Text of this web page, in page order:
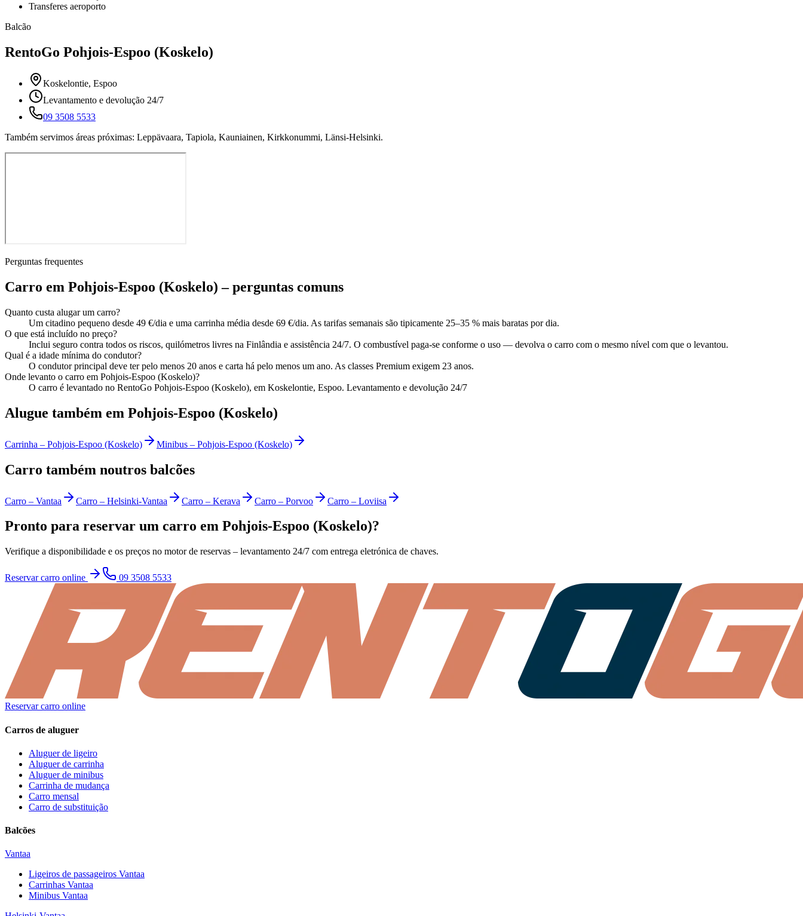
Transferes aeroporto
Balcão
RentoGo Pohjois-Espoo (Koskelo)
Koskelontie, Espoo
Levantamento e devolução 24/7
09 3508 5533
Também servimos áreas próximas: Leppävaara, Tapiola, Kauniainen, Kirkkonummi, Länsi-Helsinki.
Perguntas frequentes
Carro em Pohjois-Espoo (Koskelo) – perguntas comuns
Quanto custa alugar um carro?
Um citadino pequeno desde 49 €/dia e uma carrinha média desde 69 €/dia. As tarifas semanais são tipicamente 25–35 % mais baratas por dia.
O que está incluído no preço?
Inclui seguro contra todos os riscos, quilómetros livres na Finlândia e assistência 24/7. O combustível paga-se conforme o uso — devolva o carro com o mesmo nível com que o levantou.
Qual é a idade mínima do condutor?
O condutor principal deve ter pelo menos 20 anos e carta há pelo menos um ano. As classes Premium exigem 23 anos.
Onde levanto o carro em Pohjois-Espoo (Koskelo)?
O carro é levantado no RentoGo Pohjois-Espoo (Koskelo), em Koskelontie, Espoo. Levantamento e devolução 24/7
Alugue também em Pohjois-Espoo (Koskelo)
Carrinha – Pohjois-Espoo (Koskelo) Minibus – Pohjois-Espoo (Koskelo)
Carro também noutros balcões
Carro – Vantaa Carro – Helsinki-Vantaa Carro – Kerava Carro – Porvoo Carro – Loviisa
Pronto para reservar um carro em Pohjois-Espoo (Koskelo)?
Verifique a disponibilidade e os preços no motor de reservas – levantamento 24/7 com entrega eletrónica de chaves.
Reservar carro online 09 3508 5533
Reservar carro online
Carros de aluguer
Aluguer de ligeiro
Aluguer de carrinha
Aluguer de minibus
Carrinha de mudança
Carro mensal
Carro de substituição
Balcões
Vantaa
Ligeiros de passageiros Vantaa
Carrinhas Vantaa
Minibus Vantaa